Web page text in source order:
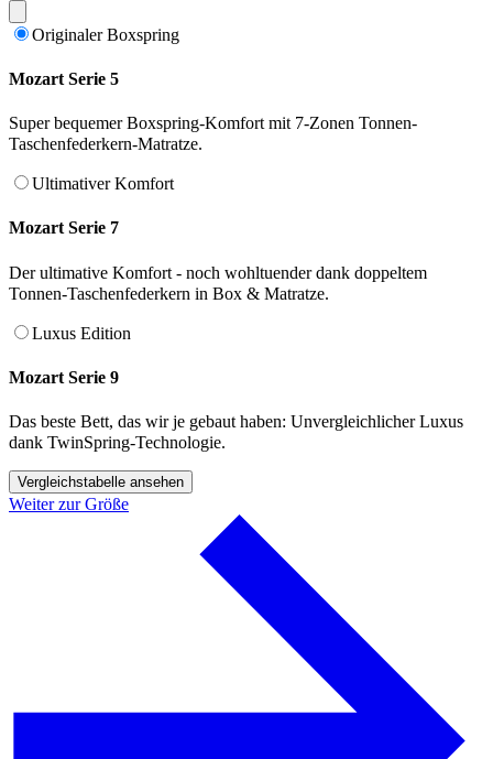
Originaler Boxspring
Mozart Serie 5
Super bequemer Boxspring-Komfort mit 7-Zonen Tonnen-
Taschenfederkern-Matratze.
Ultimativer Komfort
Mozart Serie 7
Der ultimative Komfort - noch wohltuender dank doppeltem
Tonnen-Taschenfederkern in Box & Matratze.
Luxus Edition
Mozart Serie 9
Das beste Bett, das wir je gebaut haben: Unvergleichlicher Luxus
dank TwinSpring-Technologie.
Vergleichstabelle ansehen
Weiter zur Größe